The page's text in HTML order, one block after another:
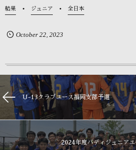
結果 ジュニア 全日本
October 22, 2023
U-13クラブユース福岡支部予選
2024年度バディジュニア